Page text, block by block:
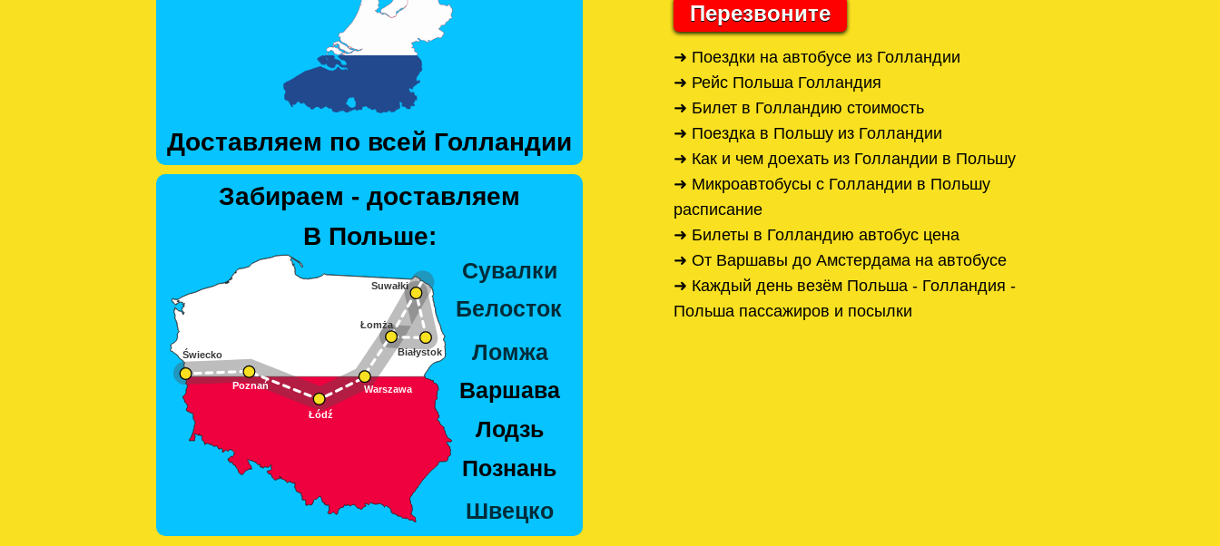
Доставляем по всей Голландии
Забираем - доставляем
В Польше:
Перезвоните
➜ Поездки на автобусе из Голландии
➜ Рейс Польша Голландия
➜ Билет в Голландию стоимость
➜ Поездка в Польшу из Голландии
➜ Как и чем доехать из Голландии в Польшу
➜ Микроавтобусы с Голландии в Польшу
расписание
➜ Билеты в Голландию автобус цена
➜ От Варшавы до Амстердама на автобусе
➜ Каждый день везём Польша - Голландия -
Польша пассажиров и посылки